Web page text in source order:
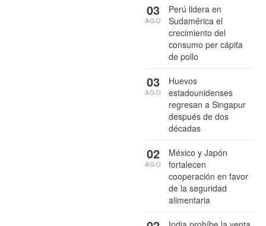
Perú lidera en
Sudamérica el
crecimiento del
consumo per cápita
de pollo
03
AGO
Huevos
estadounidenses
regresan a Singapur
después de dos
décadas
03
AGO
México y Japón
fortalecen
cooperación en favor
de la seguridad
alimentaria
02
AGO